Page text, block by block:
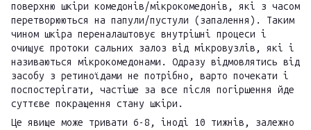
поверхню шкіри комедонів/мікрокомедонів, які з часом
перетворюються на папули/пустули (запалення). Таким
чином шкіра переналаштовує внутрішні процеси і
очищує протоки сальних залоз від мікровузлів, які і
називаються мікрокомедонами. Одразу відмовлятись від
засобу з ретиноїдами не потрібно, варто почекати і
поспостерігати, частіше за все після погіршення йде
суттєве покращення стану шкіри.
Це явище може тривати 6-8, іноді 10 тижнів, залежно